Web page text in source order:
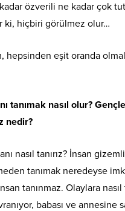
özverili ne kadar çok
ki, hiçbiri görülmez olur…
hepsinden eşit oranda
tanımak nasıl olur?
nedir?
nasıl tanırız? İnsan
tanımak neredeyse
tanınmaz. Olaylara
babası ve annesine